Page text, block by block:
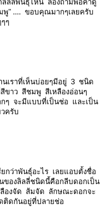
ลิลลี่พันธุ์ไหน ลองถามพ่อค้าดู
พู" .... ขอบคุณมากๆเลยครับ
ๆ
เราที่เห็นบ่อยๆมีอยู่ 3 ชนิด
ขาว สีชมพู สีเหลืองอ่อนๆ
ๆ จะมีแบบที่เป็นช่อ และเป็น
ครับ
กว่าพันธุ์อะไร เลยแอบตั้งชื่อ
องลิลลี่ชนิดนี้คือกลีบดอกเป็น
องจัด ส้มจัด ลักษณะดอกจะ
ติดกันอยู่ที่ปลายช่อ